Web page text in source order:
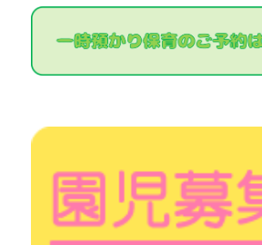
ゲ
ョ
ン